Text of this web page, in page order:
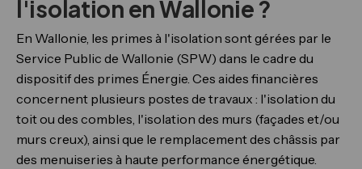
l'isolation en Wallonie ?
En Wallonie, les primes à l'isolation sont gérées par le
Service Public de Wallonie (SPW) dans le cadre du
dispositif des primes Énergie. Ces aides financières
concernent plusieurs postes de travaux : l'isolation du
toit ou des combles, l'isolation des murs (façades et/ou
murs creux), ainsi que le remplacement des châssis par
des menuiseries à haute performance énergétique.